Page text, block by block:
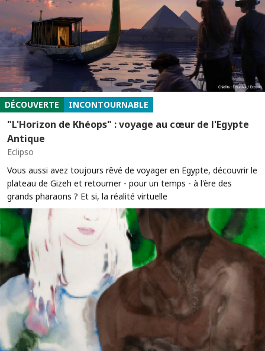
DÉCOUVERTE INCONTOURNABLE
"L'Horizon de Khéops" : voyage au cœur de l'Egypte
Antique
Eclipso
Vous aussi avez toujours rêvé de voyager en Egypte, découvrir le
plateau de Gizeh et retourner - pour un temps - à l'ère des
grands pharaons ? Et si, la réalité virtuelle